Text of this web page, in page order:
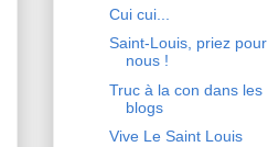
Cui cui...
Saint-Louis, priez pour
nous !
Truc à la con dans les
blogs
Vive Le Saint Louis